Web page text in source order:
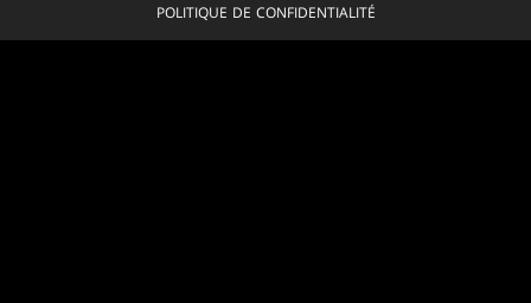
POLITIQUE DE CONFIDENTIALITÉ